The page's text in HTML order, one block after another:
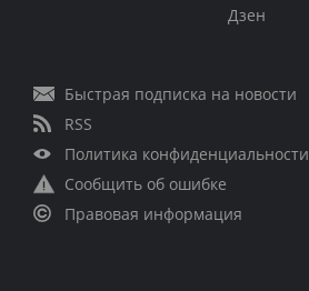
Дзен
Быстрая подписка на новости
RSS
Политика конфиденциальности
Сообщить об ошибке
Правовая информация